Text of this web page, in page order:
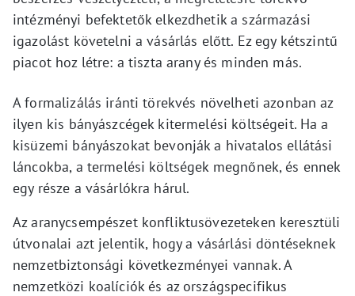
intézményi befektetők elkezdhetik a származási
igazolást követelni a vásárlás előtt. Ez egy kétszintű
piacot hoz létre: a tiszta arany és minden más.
A formalizálás iránti törekvés növelheti azonban az
ilyen kis bányászcégek kitermelési költségeit. Ha a
kisüzemi bányászokat bevonják a hivatalos ellátási
láncokba, a termelési költségek megnőnek, és ennek
egy része a vásárlókra hárul.
Az aranycsempészet konfliktusövezeteken keresztüli
útvonalai azt jelentik, hogy a vásárlási döntéseknek
nemzetbiztonsági következményei vannak. A
nemzetközi koalíciók és az országspecifikus